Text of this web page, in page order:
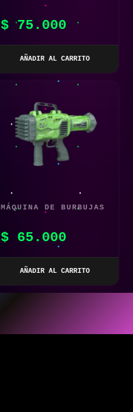
LED 2 EN 1
$ 75.000
AÑADIR AL CARRITO
MÁQUINA DE BURBUJAS
AUTOMÁTICA
$ 65.000
AÑADIR AL CARRITO